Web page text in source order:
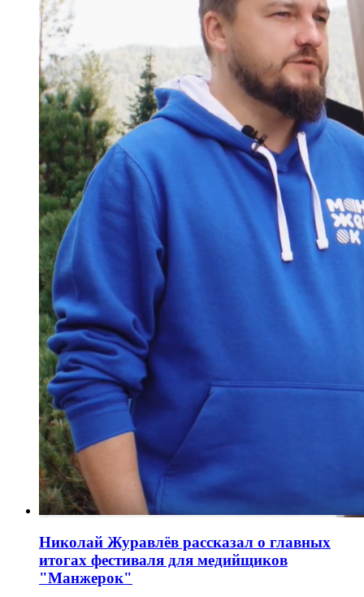
Николай Журавлёв рассказал о главных
итогах фестиваля для медийщиков
"Манжерок"